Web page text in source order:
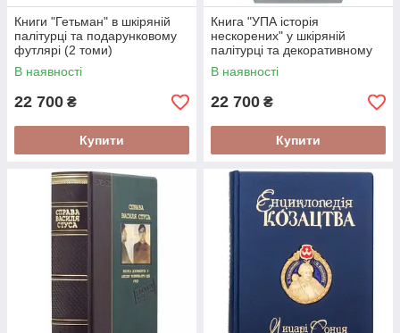
Книги "Гетьман" в шкіряній
палітурці та подарунковому
футлярі (2 томи)
В наявності
22 700 ₴
Купити
Книга "УПА історія
нескорених" у шкіряній
палітурці та декоративному
подарунковому футлярі
В наявності
22 700 ₴
Купити